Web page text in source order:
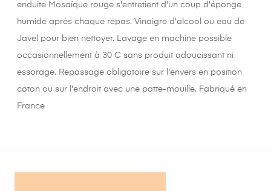
enduite Mosaïque rouge s'entretient d'un coup d'éponge
humide après chaque repas. Vinaigre d'alcool ou eau de
Javel pour bien nettoyer. Lavage en machine possible
occasionnellement à 30 C sans produit adoucissant ni
essorage. Repassage obligatoire sur l'envers en position
coton ou sur l'endroit avec une patte-mouille. Fabriqué en
France